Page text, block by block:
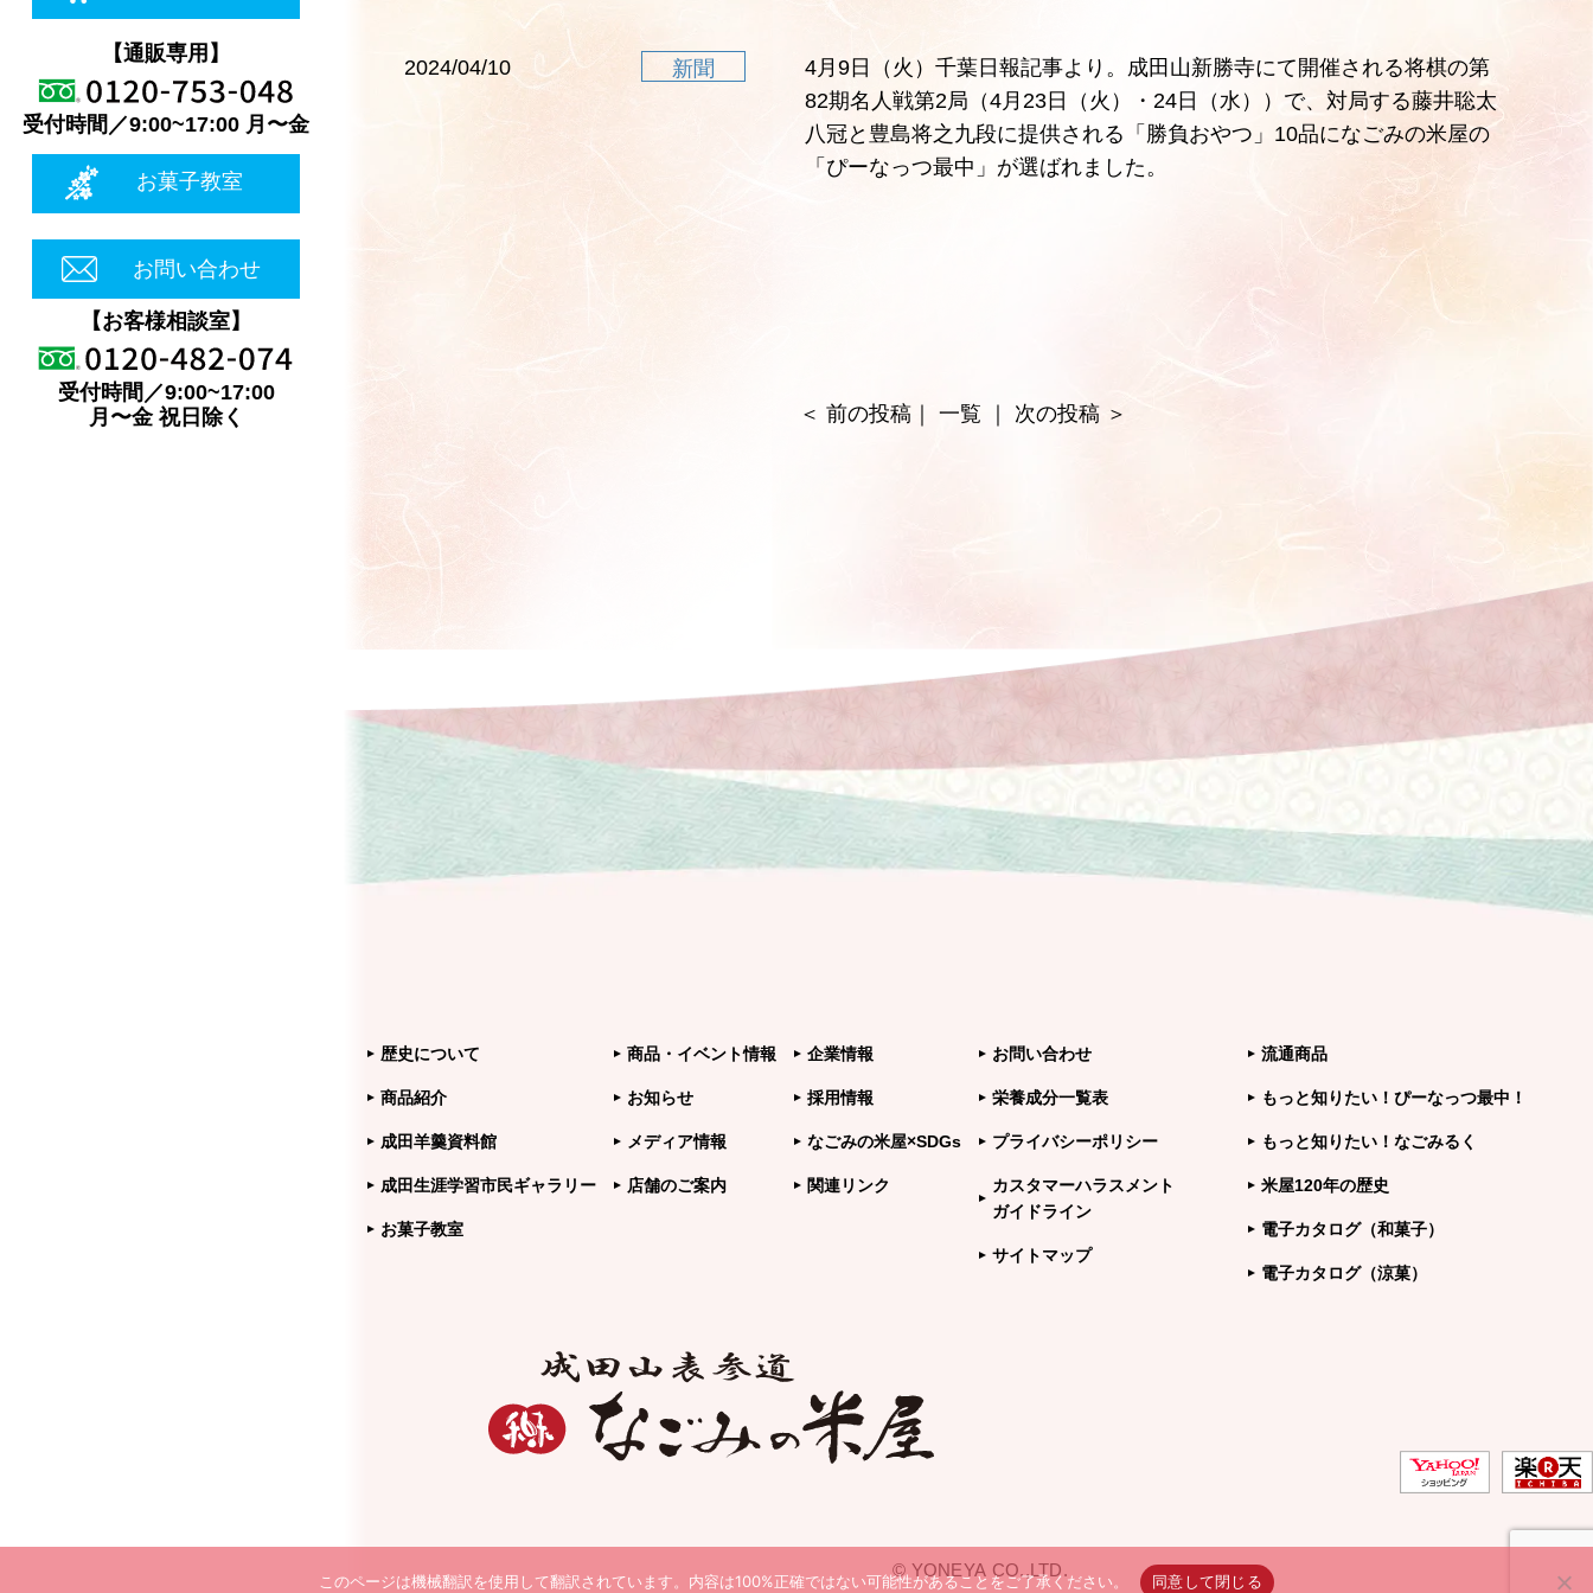
【通販専用】
受付時間／9:00~17:00 月〜金
お菓子教室
お問い合わせ
【お客様相談室】
受付時間／9:00~17:00
月〜金 祝日除く
2024/04/10 新聞
4月9日（火）千葉日報記事より。成田山新勝寺にて開催される将棋の第
82期名人戦第2局（4月23日（火）・24日（水））で、対局する藤井聡太
八冠と豊島将之九段に提供される「勝負おやつ」10品になごみの米屋の
「ぴーなっつ最中」が選ばれました。
＜ 前の投稿｜ 一覧 次の投稿＞
歴史について
商品紹介
成田羊羹資料館
成田生涯学習市民ギャラリー
お菓子教室
商品・イベント情報
お知らせ
メディア情報
店舗のご案内
企業情報
採用情報
なごみの米屋×SDGs
関連リンク
お問い合わせ
栄養成分一覧表
プライバシーポリシー
カスタマーハラスメント
ガイドライン
サイトマップ
流通商品
もっと知りたい！ぴーなっつ最中！
もっと知りたい！なごみるく
米屋120年の歴史
電子カタログ（和菓子）
電子カタログ（涼菓）
© YONEYA CO.,LTD.
このページは機械翻訳を使用して翻訳されています。内容は100%正確ではない可能性があることをご了承ください。 同意して閉じる